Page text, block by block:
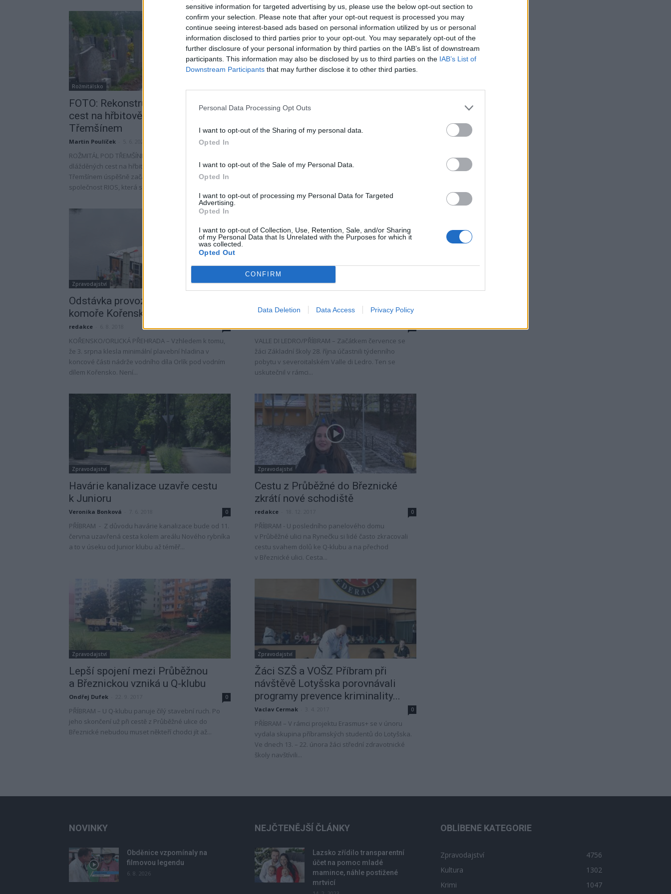
sensitive information for targeted advertising by us, please use the below opt-out section to
confirm your selection. Please note that after your opt-out request is processed you may
continue seeing interest-based ads based on personal information utilized by us or personal
information disclosed to third parties prior to your opt-out. You may separately opt-out of the
further disclosure of your personal information by third parties on the IAB’s list of downstream
participants. This information may also be disclosed by us to third parties on the IAB’s List of
Downstream Participants that may further disclose it to other third parties.
Personal Data Processing Opt Outs
I want to opt-out of the Sharing of my personal data.
Opted In
I want to opt-out of the Sale of my Personal Data.
Opted In
I want to opt-out of processing my Personal Data for Targeted
Advertising.
Opted In
I want to opt-out of Collection, Use, Retention, Sale, and/or Sharing
of my Personal Data that Is Unrelated with the Purposes for which it
was collected.
Opted Out
CONFIRM
Data Deletion Data Access Privacy Policy
Rožmitálsko
FOTO: Rekonstrukce dlážděných
cest na hřbitově v Rožmitále pod
Třemšínem
Martin Poulíček 0
ROŽMITÁL POD TŘEMŠÍNEM - Rekonstrukce
dlážděných cest na hřbitově v Rožmitále pod
Třemšínem úspěšně začala. "Práce provádí stavební
společnost RIOS, která se stala vítězem výběrového...
Lesní divadlo čeká oprava
přístupové cesty
Martin Poulíček - 21. 7. 2019
Podlesí, které je v posledních letech využívané i
Zpravodajství
Odstávka provozu na plavební
komoře Kořensko
redakce 0
KOŘENSKO/ORLICKÁ PŘEHRADA – Vzhledem k tomu,
že 3. srpna klesla minimální plavební hladina v
koncové části nádrže vodního díla Orlík pod vodním
dílem Kořensko. Není...
Zpravodajství
Valle di Ledro
redakce - 20. 6. 2018 0
VALLE DI LEDRO/PŘÍBRAM – Začátkem července se
žáci Základní školy 28. října účastnili týdenního
pobytu v severoitalském Valle di Ledro. Ten se
uskutečnil v rámci...
Zpravodajství
Havárie kanalizace uzavře cestu
k Junioru
Veronika Bonková 0
PŘÍBRAM - Z důvodu havárie kanalizace bude od 11.
června uzavřená cesta kolem areálu Nového rybníka
a to v úseku od Junior klubu až téměř...
Zpravodajství
Cestu z Průběžné do Březnické
zkrátí nové schodiště
redakce 0
PŘÍBRAM - U posledního panelového domu
v Průběžné ulici na Rynečku si lidé často zkracovali
cestu svahem dolů ke Q-klubu a na přechod
v Březnické ulici. Cesta...
Zpravodajství
Lepší spojení mezi Průběžnou
a Březnickou vzniká u Q-klubu
Ondřej Dufek 0
PŘÍBRAM – U Q-klubu panuje čilý stavební ruch. Po
jeho skončení už při cestě z Průběžné ulice do
Březnické nebudou muset někteří chodci jít až...
Zpravodajství
Žáci SZŠ a VOŠZ Příbram při
návštěvě Lotyšska porovnávali
programy prevence kriminality...
Vaclav Cermak 0
PŘÍBRAM – V rámci projektu Erasmus+ se v únoru
vydala skupina příbramských studentů do Lotyšska.
Ve dnech 13. – 22. února žáci střední zdravotnické
školy navštívili...
NOVINKY
Obděnice vzpomínaly na
filmovou legendu
6. 8. 2026
NEJČTENĚJŠÍ ČLÁNKY
Lazsko zřídilo transparentní
účet na pomoc mladé
mamince, náhle postižené
mrtvicí
OBLÍBENÉ KATEGORIE
Zpravodajství
4756
Kultura
1302
Krimi
1047